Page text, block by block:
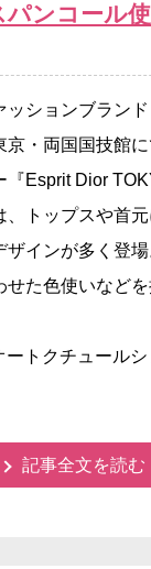
ンコール
ションブランド
京・両国国技館
『Esprit Dior
、トップスや首
ザインが多く登
せた色使いなどを
トクチュールシ
記事全文を読む